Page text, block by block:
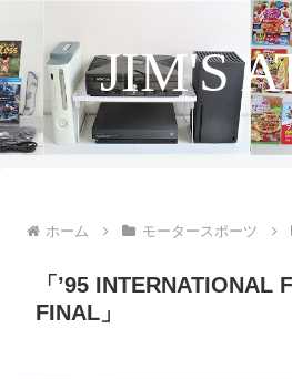
JIM'S
ホーム モータースポーツ
「’95 INTERNATIONAL
FINAL」